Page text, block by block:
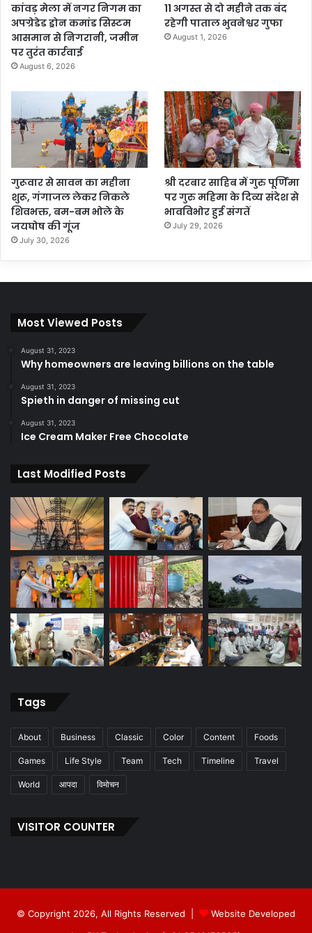
कांवड़ मेला में नगर निगम का
अपग्रेडेड ड्रोन कमांड सिस्टम
आसमान से निगरानी, जमीन
पर तुरंत कार्रवाई
August 6, 2026
11 अगस्त से दो महीने तक बंद
रहेगी पाताल भुवनेश्वर गुफा
August 1, 2026
गुरूवार से सावन का महीना
शुरू, गंगाजल लेकर निकले
शिवभक्त, बम-बम भोले के
जयघोष की गूंज
July 30, 2026
श्री दरबार साहिब में गुरु पूर्णिमा
पर गुरु महिमा के दिव्य संदेश से
भावविभोर हुई संगतें
July 29, 2026
Most Viewed Posts
August 31, 2023
Why homeowners are leaving billions on the table
August 31, 2023
Spieth in danger of missing cut
August 31, 2023
Ice Cream Maker Free Chocolate
Last Modified Posts
Tags
About Business Classic Color Content Foods
Games Life Style Team Tech Timeline Travel
World आपदा विमोचन
VISITOR COUNTER
© Copyright 2026, All Rights Reserved |
Website Developed